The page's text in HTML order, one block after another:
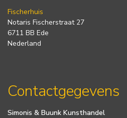
Fischerhuis
Notaris Fischerstraat 27
6711 BB Ede
Nederland
Contactgegevens
Simonis & Buunk Kunsthandel